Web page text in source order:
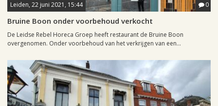
Leiden, 22 juni 2021, 15:44 0
Bruine Boon onder voorbehoud verkocht
De Leidse Rebel Horeca Groep heeft restaurant de Bruine Boon
overgenomen. Onder voorbehoud van het verkrijgen van een...